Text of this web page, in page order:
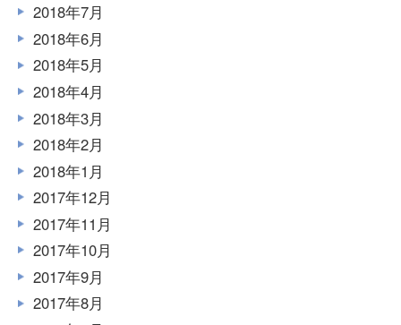
2018年7月
2018年6月
2018年5月
2018年4月
2018年3月
2018年2月
2018年1月
2017年12月
2017年11月
2017年10月
2017年9月
2017年8月